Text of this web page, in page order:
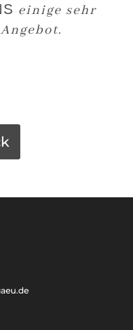
einige sehr